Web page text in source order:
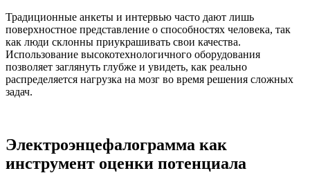
Традиционные анкеты и интервью часто дают лишь
поверхностное представление о способностях человека, так
как люди склонны приукрашивать свои качества.
Использование высокотехнологичного оборудования
позволяет заглянуть глубже и увидеть, как реально
распределяется нагрузка на мозг во время решения сложных
задач.
Электроэнцефалограмма как
инструмент оценки потенциала